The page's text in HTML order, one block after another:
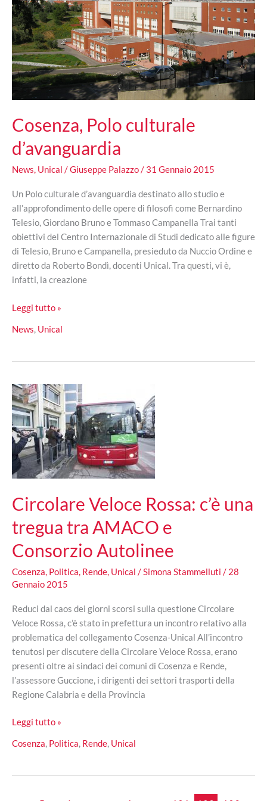
Cosenza, Polo culturale
d’avanguardia
News, Unical /Giuseppe Palazzo/ 31 Gennaio 2015
Un Polo culturale d’avanguardia destinato allo studio e
all’approfondimento delle opere di filosofi come Bernardino
Telesio, Giordano Bruno e Tommaso Campanella Trai tanti
obiettivi del Centro Internazionale di Studi dedicato alle figure
di Telesio, Bruno e Campanella, presieduto da Nuccio Ordine e
diretto da Roberto Bondì, docenti Unical. Tra questi, vi è,
infatti, la creazione
Cosenza,
culturale
Leggi tutto »
News, Unical
Circolare Veloce Rossa: c’è una
tregua tra AMACO e
Consorzio Autolinee
Cosenza, Politica, Rende, Unical /Simona Stammelluti / 28
Gennaio 2015
Reduci dal caos dei giorni scorsi sulla questione Circolare
Veloce Rossa, c’è stato in prefettura un incontro relativo alla
problematica del collegamento Cosenza-Unical All’incontro
tenutosi per discutere della Circolare Veloce Rossa, erano
presenti oltre ai sindaci dei comuni di Cosenza e Rende,
l’assessore Guccione, i dirigenti dei settori trasporti della
Regione Calabria e della Provincia
Circolare
Rossa:
una
Leggi tutto »
Cosenza, Politica, Rende, Unical